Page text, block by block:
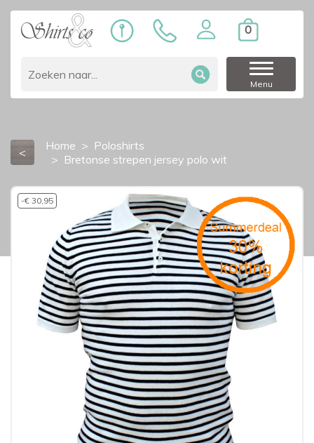
0
Menu
< Home
Poloshirts
Bretonse strepen jersey polo wit
-€ 30,95